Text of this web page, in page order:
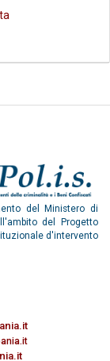
del Ministero di
del Progetto
d'intervento